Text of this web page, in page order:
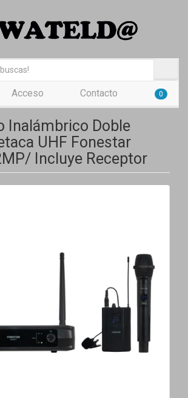
Acceso Contacto 0
Inalámbrico Doble
UHF Fonestar
Incluye Receptor